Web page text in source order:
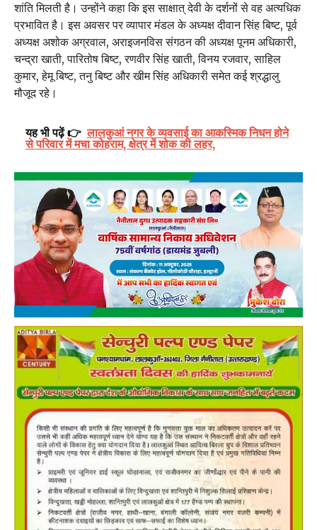
शांति मिलती है। उन्होंने कहा कि इस साक्षात् देवी के दर्शनों से वह अत्यधिक
प्रभावित है। इस अवसर पर व्यापार मंडल के अध्यक्ष दीवान सिंह बिष्ट, पूर्व
अध्यक्ष अशोक अग्रवाल, अराइजनविस संगठन की अध्यक्ष पूनम अधिकारी,
चन्द्रा खाती, पारितोष बिष्ट, रणवीर सिंह खाती, विनय रजवार, साहिल
कुमार, हेमू बिष्ट, तनु बिष्ट और खीम सिंह अधिकारी समेत कई श्रद्धालु
मौजूद रहे।
यह भी पढ़ें 👉 लालकुआं नगर के व्यवसाई का आकस्मिक निधन होने
से परिवार में मचा कोहराम, क्षेत्र में शोक की लहर,